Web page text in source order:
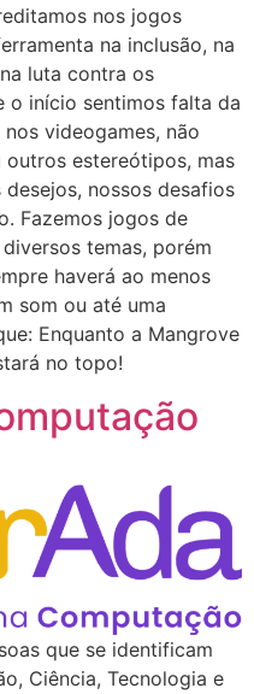
nos jogos
na inclusão, na
luta contra os
o início sentimos falta da
videogames, não
estereótipos, mas
nossos desafios
Fazemos jogos de
temas, porém
haverá ao menos
som ou até uma
Enquanto a Mangrove
no topo!
que se identificam
Ciência, Tecnologia e